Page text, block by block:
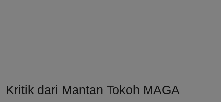
Kritik dari Mantan Tokoh MAGA